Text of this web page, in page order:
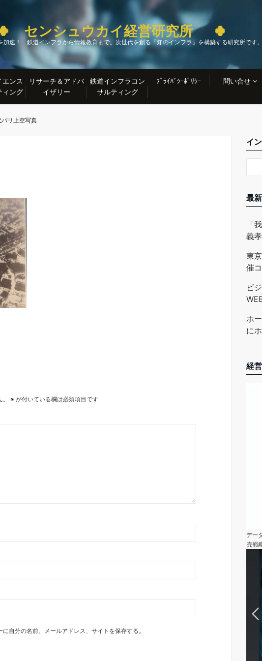
センシュウカイ経営研究所 🍀
加速！ 鉄道インフラから情報教育まで。次世代を創る『知のインフラ』を構築する研究所です。
エンス
ィング
リサーチ＆アドバ
イザリー
鉄道インフラコン
サルティング
ﾌﾟﾗｲﾊﾞｼｰﾎﾟﾘｼｰ 問い合せ
リ上空写真
※ が付いている欄は必須項目です
自分の名前、メールアドレス、サイトを保存する。
イ
最
「
義
東
催
ビ
ホ
に
経
デー
売戦